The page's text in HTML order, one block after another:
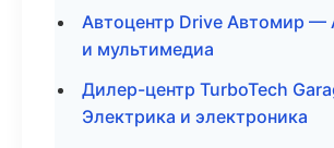
Автоцентр Drive Автомир —
и мультимедиа
Дилер-центр TurboTech
Электрика и электроника